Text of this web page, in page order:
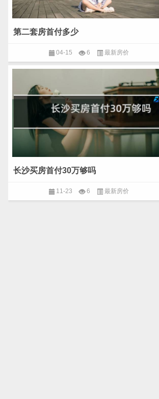
第二套房首付多少
04-15 6 最新房价
长沙买房首付30万够吗
11-23 6 最新房价